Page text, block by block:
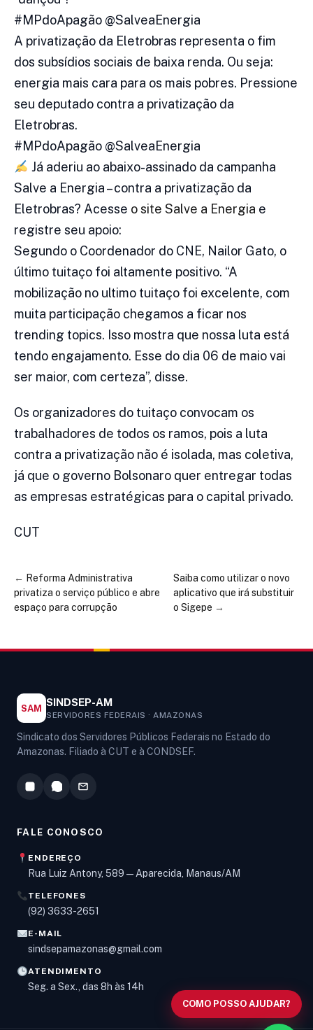
#MPdoApagão @SalveaEnergia
A privatização da Eletrobras representa o fim
dos subsídios sociais de baixa renda. Ou seja:
energia mais cara para os mais pobres. Pressione
seu deputado contra a privatização da
Eletrobras.
#MPdoApagão @SalveaEnergia
Já aderiu ao abaixo-assinado da campanha
Salve a Energia – contra a privatização da
Eletrobras? Acesse o site Salve a Energia e
registre seu apoio:
Segundo o Coordenador do CNE, Nailor Gato, o
último tuitaço foi altamente positivo. “A
mobilização no ultimo tuitaço foi excelente, com
muita participação chegamos a ficar nos
trending topics. Isso mostra que nossa luta está
tendo engajamento. Esse do dia 06 de maio vai
ser maior, com certeza”, disse.
Os organizadores do tuitaço convocam os
trabalhadores de todos os ramos, pois a luta
contra a privatização não é isolada, mas coletiva,
já que o governo Bolsonaro quer entregar todas
as empresas estratégicas para o capital privado.
CUT
← Reforma Administrativa
privatiza o serviço público e abre
espaço para corrupção
Saiba como utilizar o novo
aplicativo que irá substituir
o Sigepe →
SAM SINDSEP-AM
SERVIDORES FEDERAIS · AMAZONAS
Sindicato dos Servidores Públicos Federais no Estado do
Amazonas. Filiado à CUT e à CONDSEF.
FALE CONOSCO
ENDEREÇO
Rua Luiz Antony, 589 — Aparecida, Manaus/AM
TELEFONES
(92) 3633-2651
E-MAIL
sindsepamazonas@gmail.com
ATENDIMENTO
Seg. a Sex., das 8h às 14h
COMO POSSO AJUDAR?
Olá! Digite um assunto e vou buscar em nossas